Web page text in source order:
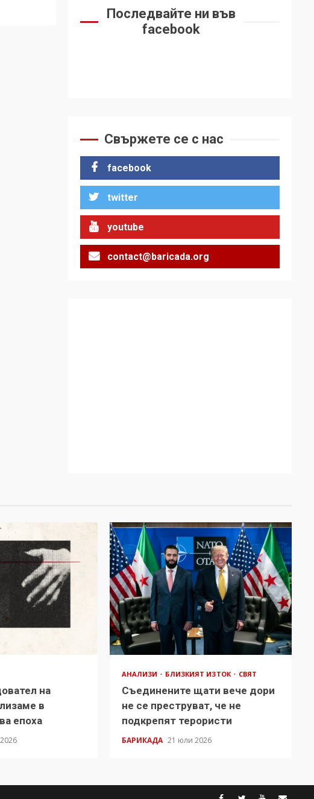
Последвайте ни във
facebook
Свържете се с нас
facebook
twitter
youtube
contact@baricada.org
на
в
епоха
АНАЛИЗИ БЛИЗКИЯТ ИЗТОК СВЯТ
Съединените щати вече дори
не се преструват, че не
подкрепят терористи
БАРИКАДА 21 юли 2026